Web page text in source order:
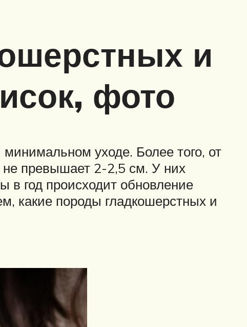
и
фото
уходе. Более того, от
не превышает 2-2,5 см. У них
в год происходит обновление
какие породы гладкошерстных и